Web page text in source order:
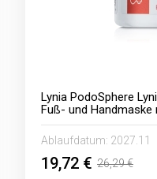
Lynia PodoSphere
Fuß- und Handmaske
Ablaufdatum: 2027.11
19,72 € 26,29 €